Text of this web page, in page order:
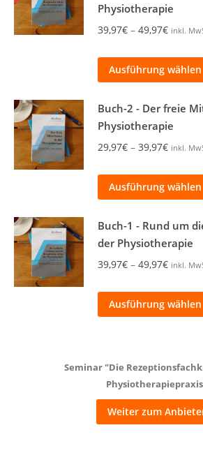
Physiotherapie
39,97€ – 49,97€
bis
49,97€
inkl.
Ausführung wählen
Buch-2 - Der freie
Physiotherapie
29,97€ – 39,97€
bis
39,97€
inkl.
Ausführung wählen
Buch-1 - Rund um
der Physiotherapie
39,97€ – 49,97€
bis
49,97€
inkl.
Ausführung wählen
Seminar "Die
Weiter zum